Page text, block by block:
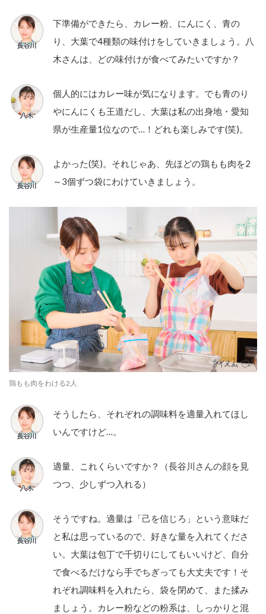
下準備ができたら、カレー粉、にんにく、青の
り、大葉で4種類の味付けをしていきましょう。八
木さんは、どの味付けが食べてみたいですか？
個人的にはカレー味が気になります。でも青のり
やにんにくも王道だし、大葉は私の出身地・愛知
県が生産量1位なので…！どれも楽しみです(笑)。
よかった(笑)。それじゃあ、先ほどの鶏もも肉を2
～3個ずつ袋にわけていきましょう。
鶏もも肉をわける2人
そうしたら、それぞれの調味料を適量入れてほし
いんですけど…。
適量、これくらいですか？（長谷川さんの顔を見
つつ、少しずつ入れる）
そうですね。適量は「己を信じろ」という意味だ
と私は思っているので、好きな量を入れてくださ
い。大葉は包丁で千切りにしてもいいけど、自分
で食べるだけなら手でちぎっても大丈夫です！そ
れぞれ調味料を入れたら、袋を閉めて、また揉み
ましょう。カレー粉などの粉系は、しっかりと混